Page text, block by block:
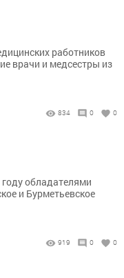
работников
врачи и медсестры из
834 0 0
обладателями
и Бурметьевское
919 0 0